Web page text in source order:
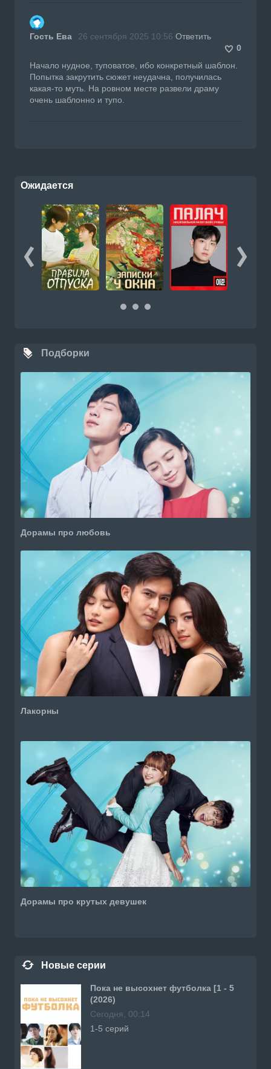
Гость Ева 26 сентября 2025 10:56 Ответить
0
Начало нудное, туповатое, ибо конкретный шаблон.
Попытка закрутить сюжет неудачна, получилась
какая-то муть. На ровном месте развели драму
очень шаблонно и тупо.
Ожидается
Подборки
Дорамы про любовь
Лакорны
Дорамы про крутых девушек
Новые серии
Пока не высохнет футболка [1 - 5
(2026)
Сегодня, 00:14
1-5 серий